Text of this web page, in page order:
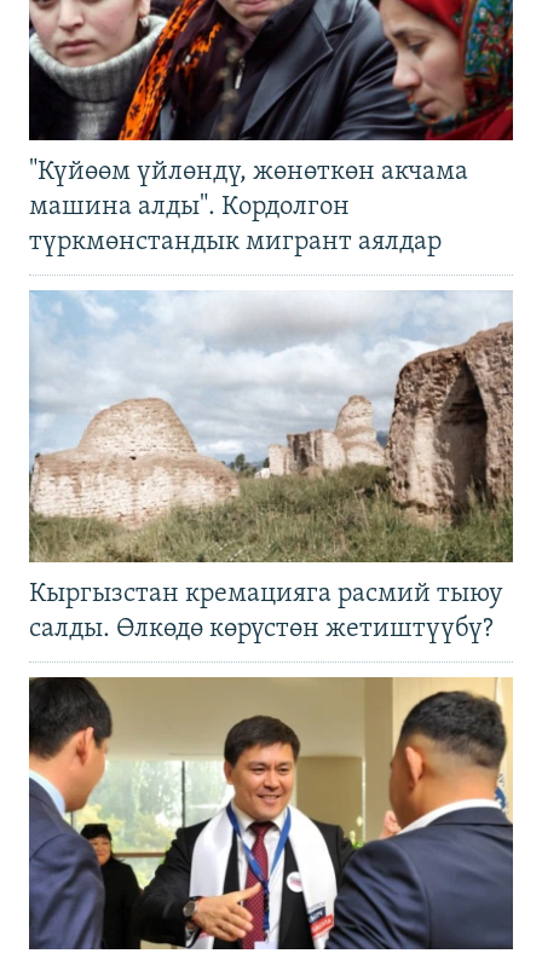
"Күйөөм үйлөндү, жөнөткөн акчама
машина алды". Кордолгон
түркмөнстандык мигрант аялдар
Кыргызстан кремацияга расмий тыюу
салды. Өлкөдө көрүстөн жетиштүүбү?